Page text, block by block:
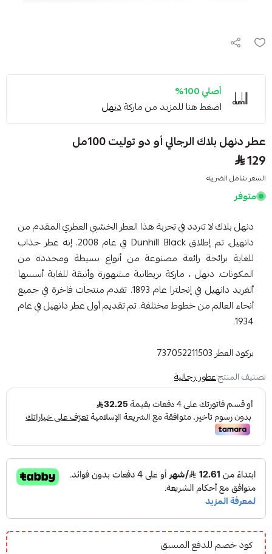
أصلي 100%
اضغط هنا للمزيد من ماركةدنهل
عطر دنهل بلاك الرجالي أو دو توليت 100مل
129
السعر شامل الضريبه
متوفر
دنهل بلاك لا تتردد في تجربة هذا العطر الخشبي العطري المقدم من
دانهيل. تم إطلاق Dunhill Black في عام 2008. إنه عطر جذاب
للغاية برائحة رائعة مصنوعة من أنواع بسيطة ومحددة من
المكونات. دنهل ، ماركة بريطانية مشهورة وأنيقة للغاية أسسها
ألفريد دانهيل في إنجلترا عام 1893. تقدم منتجات فاخرة في جميع
أنحاء العالم من خطوط مختلفة. تم تقديم أول عطر دانهيل في عام
1934.
بركود العطر 737052211503
تصنيف المنتج:عطور رجالية
كود خصم للدفع المسبق